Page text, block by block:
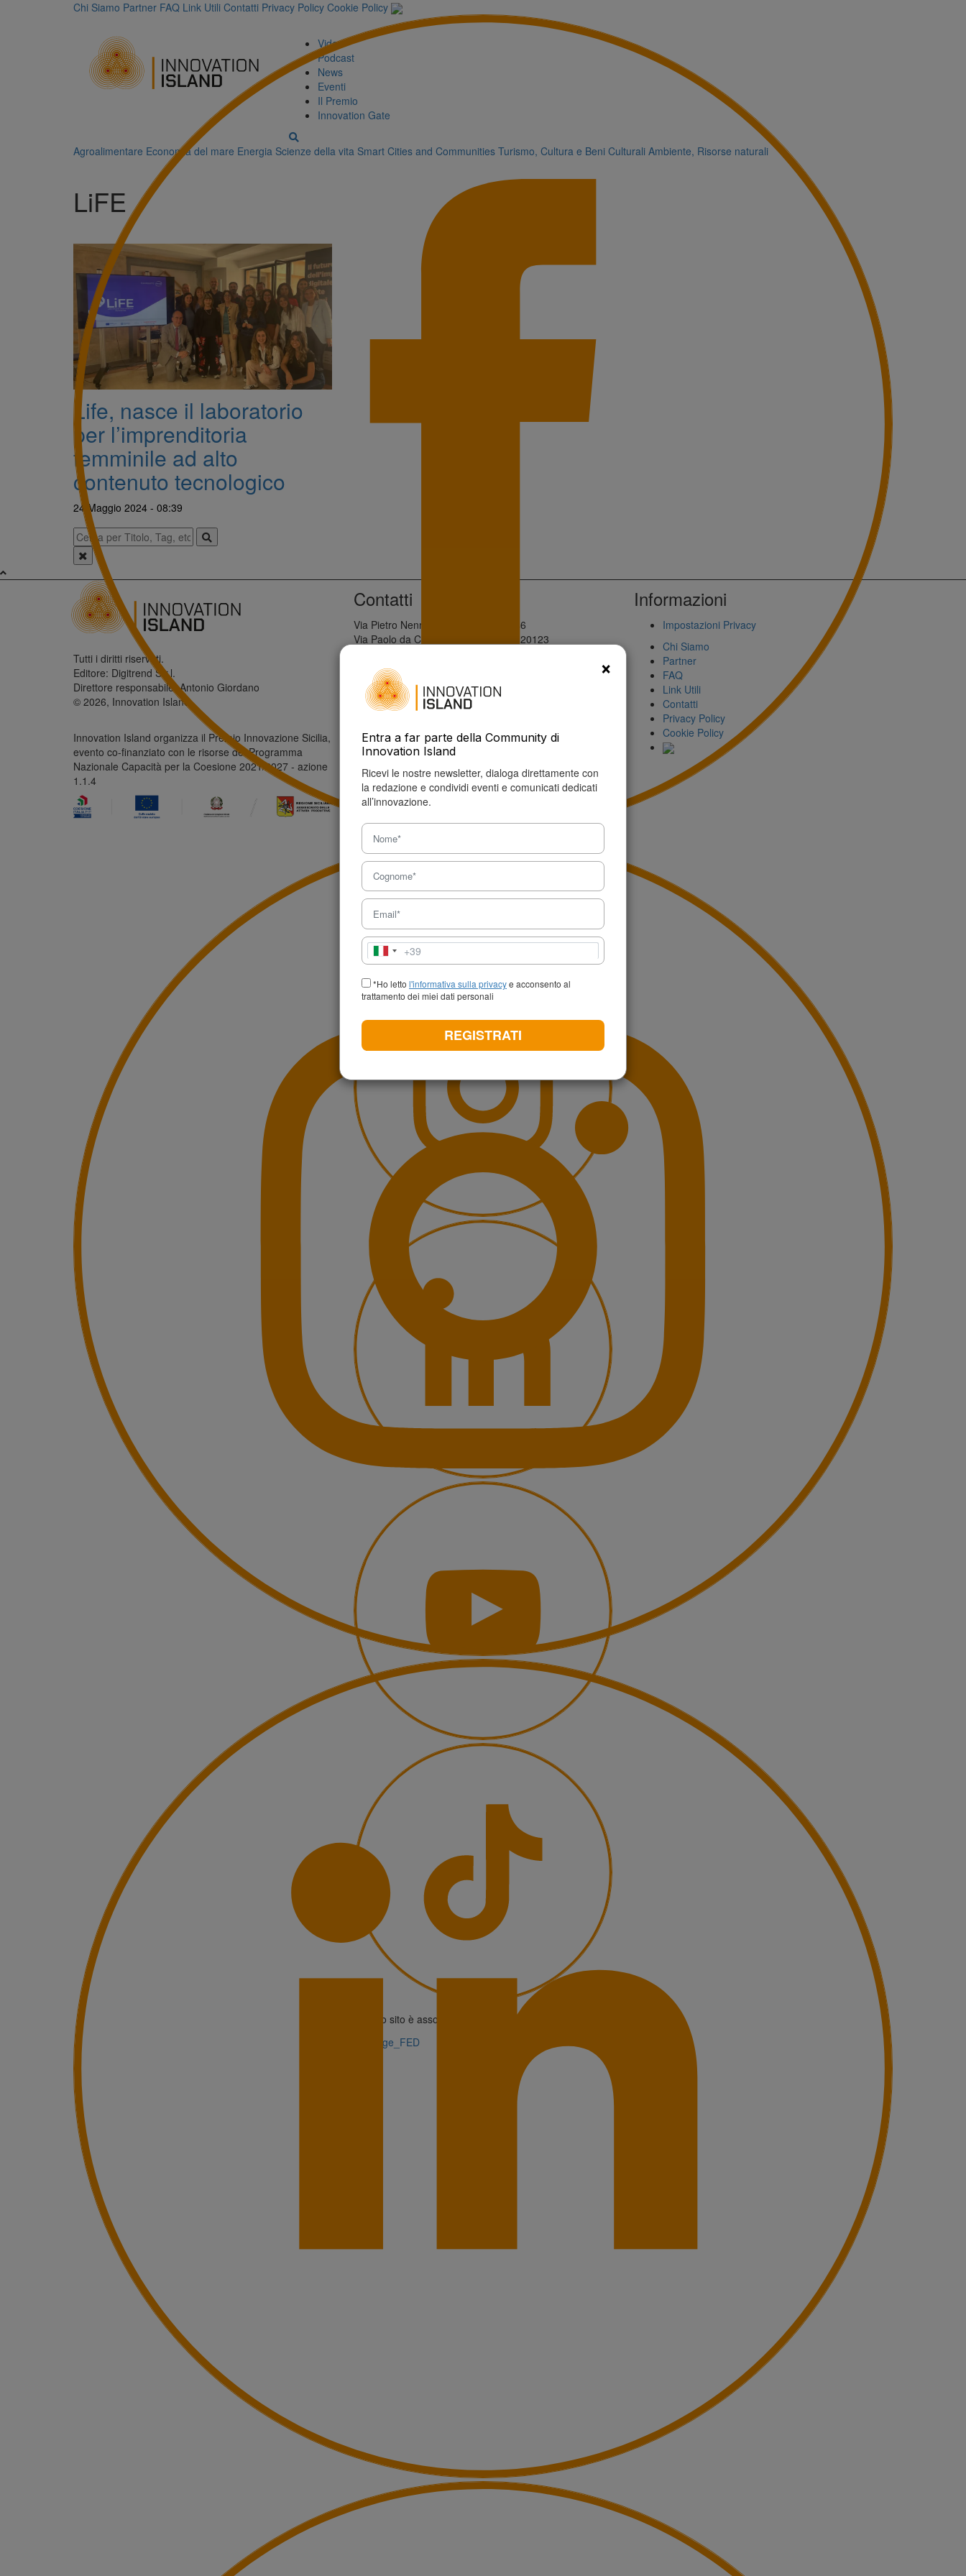
Chi Siamo Partner FAQ Link Utili Contatti Privacy Policy Cookie Policy
Video
Podcast
News
Eventi
Il Premio
Innovation Gate
Agroalimentare Economia del mare Energia Scienze della vita Smart Cities and Communities Turismo, Cultura e Beni Culturali Ambiente, Risorse naturali
LiFE
Life, nasce il laboratorio
per l’imprenditoria
femminile ad alto
contenuto tecnologico
24 Maggio 2024 - 08:39
Tutti i diritti riservati.
Editore: Digitrend S.r.l.
Direttore responsabile: Antonio Giordano
© 2026, Innovation Island
Innovation Island organizza il Premio Innovazione Sicilia,
evento co-finanziato con le risorse del Programma
Nazionale Capacità per la Coesione 2021/2027 - azione
1.1.4
Contatti
Via Pietro Nenni, 28 - Palermo, 90146
Via Paolo da Cannobio, 10 - Milano, 20123
Tel: +39 327 621 5632
info@innovationisland.it
Questo sito è associato alla
Informazioni
Impostazioni Privacy
Chi Siamo
Partner
FAQ
Link Utili
Contatti
Privacy Policy
Cookie Policy
×
Entra a far parte della Community di
Innovation Island
Ricevi le nostre newsletter, dialoga direttamente con
la redazione e condividi eventi e comunicati dedicati
all’innovazione.
Italia
+39
+39
*Ho letto l'informativa sulla privacye acconsento al
trattamento dei miei dati personali
REGISTRATI